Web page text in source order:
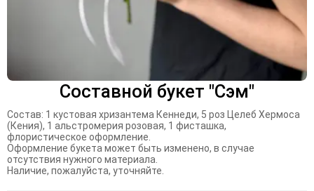
Составной букет "Сэм"
Состав: 1 кустовая хризантема Кеннеди, 5 роз Целеб Хермоса
(Кения), 1 альстромерия розовая, 1 фисташка,
флористическое оформление.
Оформление букета может быть изменено, в случае
отсутствия нужного материала.
Наличие, пожалуйста, уточняйте.